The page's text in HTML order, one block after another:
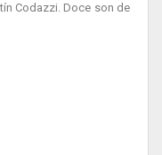
Codazzi. Doce son de